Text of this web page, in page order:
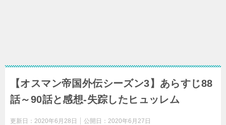
【オスマン帝国外伝シーズン3】あらすじ88
話～90話と感想-失踪したヒュッレム
更新日： 2020年6月28日 公開日： 2020年6月27日